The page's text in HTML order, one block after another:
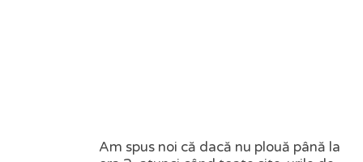
Am spus noi că dacă nu plouă până la